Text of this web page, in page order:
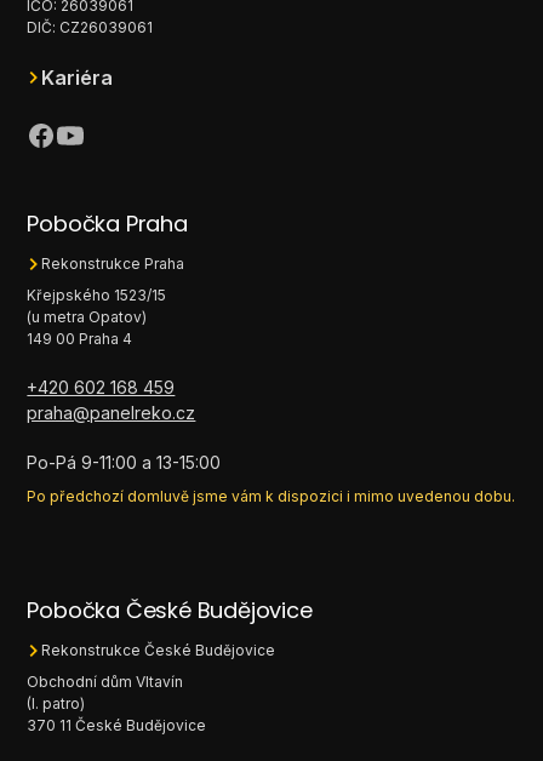
IČO: 26039061
DIČ: CZ26039061
Kariéra
Pobočka Praha
Rekonstrukce Praha
Křejpského 1523/15
(u metra Opatov)
149 00 Praha 4
+420 602 168 459
praha@panelreko.cz
Po-Pá 9-11:00 a 13-15:00
Po předchozí domluvě jsme vám k dispozici i mimo uvedenou dobu.
Pobočka České Budějovice
Rekonstrukce České Budějovice
Obchodní dům Vltavín
(I. patro)
370 11 České Budějovice